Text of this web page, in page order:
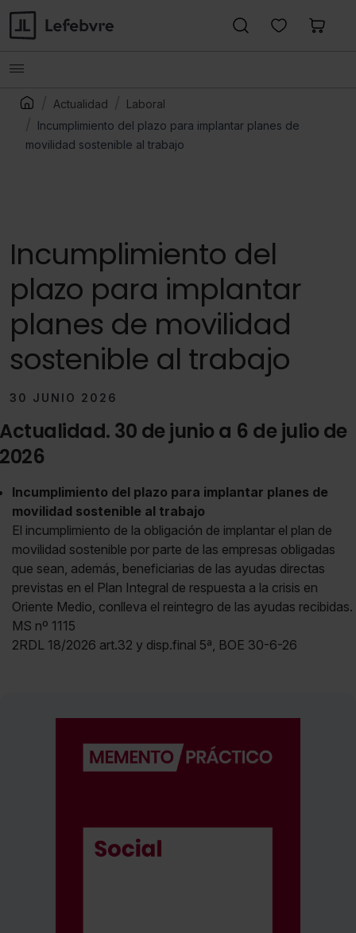
Actualidad
Laboral
Incumplimiento del plazo para implantar planes de
movilidad sostenible al trabajo
Incumplimiento del
plazo para implantar
planes de movilidad
sostenible al trabajo
30 JUNIO 2026
Actualidad. 30 de junio a 6 de julio de
2026
Incumplimiento del plazo para implantar planes de
movilidad sostenible al trabajo
El incumplimiento de la obligación de implantar el plan de
movilidad sostenible por parte de las empresas obligadas
que sean, además, beneficiarias de las ayudas directas
previstas en el Plan Integral de respuesta a la crisis en
Oriente Medio, conlleva el reintegro de las ayudas recibidas.
MS nº 1115
2RDL 18/2026 art.32 y disp.final 5ª, BOE 30-6-26